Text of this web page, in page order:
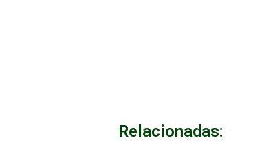
Relacionadas: